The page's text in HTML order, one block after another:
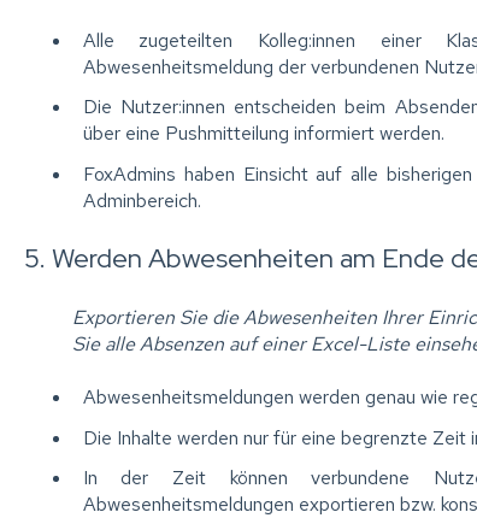
Alle zugeteilten Kolleg:innen einer
Abwesenheitsmeldung der verbundenen
Die Nutzer:innen entscheiden beim
über eine Pushmitteilung informiert werden.
FoxAdmins haben Einsicht auf alle
Adminbereich.
5. Werden Abwesenheiten am Ende
Exportieren Sie die Abwesenheiten Ihrer
Sie alle Absenzen auf einer Excel-Liste
Abwesenheitsmeldungen werden genau wie
Die Inhalte werden nur für eine begrenzte Zeit
In der Zeit können verbundene
Abwesenheitsmeldungen exportieren bzw.